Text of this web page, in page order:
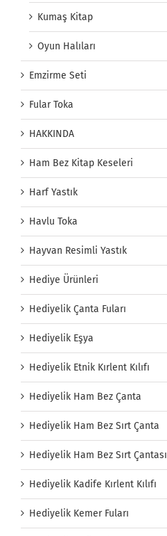
Kumaş Kitap
Oyun Halıları
Emzirme Seti
Fular Toka
HAKKINDA
Ham Bez Kitap Keseleri
Harf Yastık
Havlu Toka
Hayvan Resimli Yastık
Hediye Ürünleri
Hediyelik Çanta Fuları
Hediyelik Eşya
Hediyelik Etnik Kırlent Kılıfı
Hediyelik Ham Bez Çanta
Hediyelik Ham Bez Sırt Çanta
Hediyelik Ham Bez Sırt Çantası
Hediyelik Kadife Kırlent Kılıfı
Hediyelik Kemer Fuları